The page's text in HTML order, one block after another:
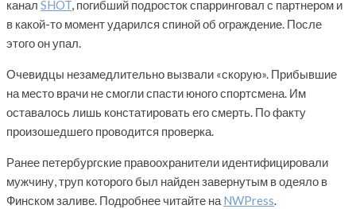
канал SHOT, погибший подросток спарринговал с партнером и
в какой-то момент ударился спиной об ограждение. После
этого он упал.
Очевидцы незамедлительно вызвали «скорую». Прибывшие
на место врачи не смогли спасти юного спортсмена. Им
оставалось лишь констатировать его смерть. По факту
произошедшего проводится проверка.
Ранее петербургские правоохранители идентифицировали
мужчину, труп которого был найден завернутым в одеяло в
Финском заливе. Подробнее читайте на NWPress.